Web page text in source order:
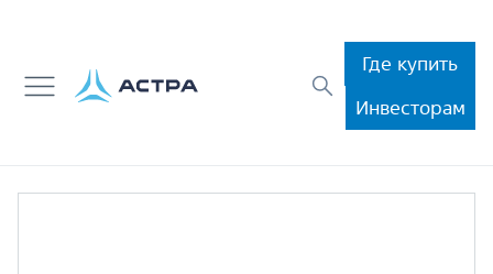
Где купить
Инвесторам